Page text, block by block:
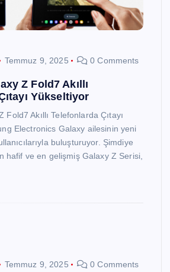
Temmuz 9, 2025 0 Comments
Z Fold7 Akıllı
Yükseltiyor
Akıllı Telefonlarda Çıtayı
Electronics Galaxy ailesinin yeni
buluşturuyor. Şimdiye
hafif ve en gelişmiş Galaxy Z Serisi,
Temmuz 9, 2025 0 Comments